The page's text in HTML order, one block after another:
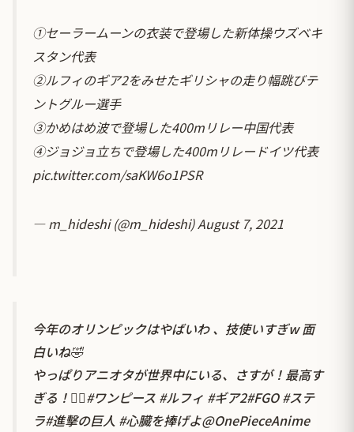
①セーラームーンの衣装で登場した新体操ウズベキ
スタン代表
②ルフィのギア2をみせたギリシャの走り幅跳びテ
ントグルー選手
③かめはめ波で登場した400mリレー中国代表
④ジョジョ立ちで登場した400mリレードイツ代表
pic.twitter.com/saKW6o1PSR
— m_hideshi (@m_hideshi)August 7, 2021
今年のオリンピックはやばいわ 、技使いすぎw 面
白いね🤣
やっぱりアニオタが世界中にいる、さすが！最高す
ぎる！👍🏻#ワンピース #ルフィ #ギア2#FGO #ステ
ラ#進擊の巨人 #心臓を捧げよ@OnePieceAnime